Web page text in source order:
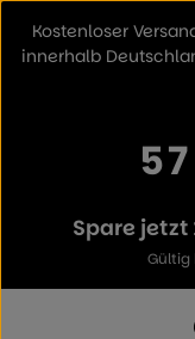
Zum Hauptinhalt
Kostenloser
innerhalb
57
Spare jetzt
Gültig